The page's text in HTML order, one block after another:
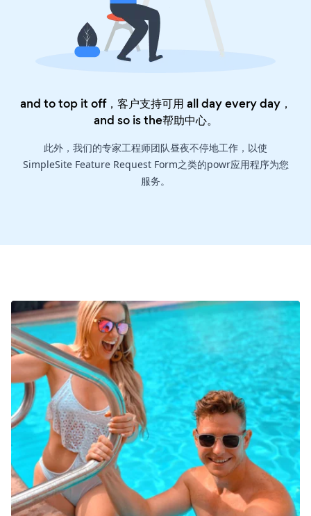
and to top it off，客户支持可用 all day every day，
and so is the帮助中心。
此外，我们的专家工程师团队昼夜不停地工作，以使
SimpleSite Feature Request Form之类的powr应用程序为您
服务。